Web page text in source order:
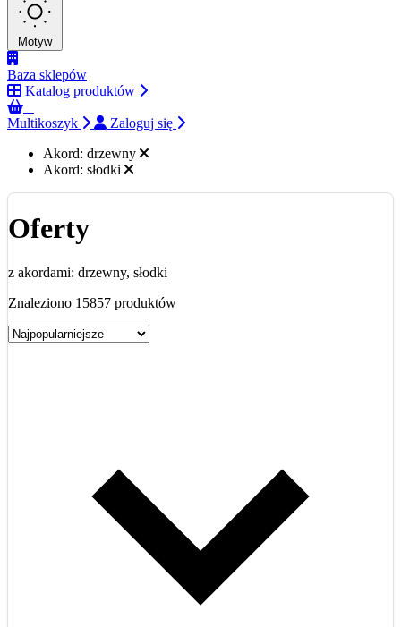
Motyw
Baza sklepów
Katalog produktów
Multikoszyk
Zaloguj się
Akord: drzewny
Akord: słodki
Oferty
z akordami: drzewny, słodki
Znaleziono 15857 produktów